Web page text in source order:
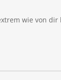
wie von dir